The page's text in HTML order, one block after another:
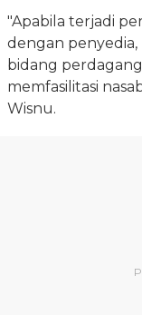
"Apabila terjadi
dengan
bidang
memfasilitasi
Wisnu.